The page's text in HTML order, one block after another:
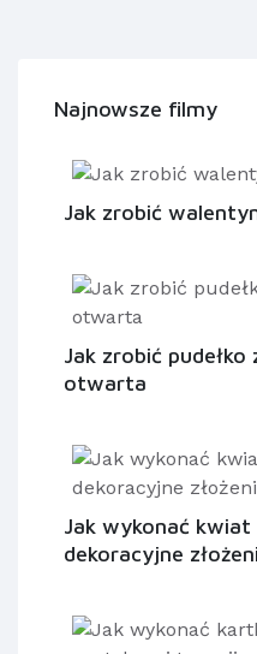
Najnowsze filmy
Jak zrobić
Jak zrobić
otwarta
Jak wykonać
dekoracyjne